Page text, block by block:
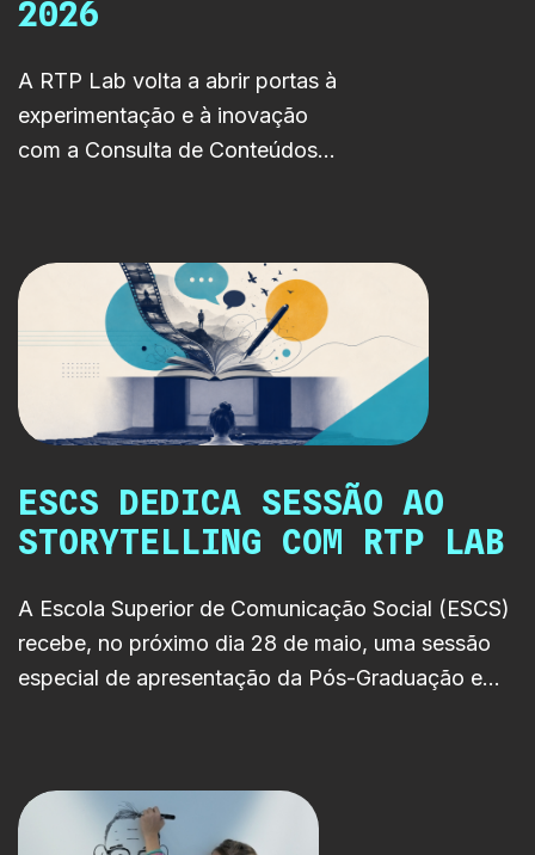
2026
A RTP Lab volta a abrir portas à
experimentação e à inovação
com a Consulta de Conteúdos
submeter projetos originais para
diferentes plataformas e
formatos.
ESCS DEDICA SESSÃO AO
STORYTELLING COM RTP LAB
A Escola Superior de Comunicação Social (ESCS)
recebe, no próximo dia 28 de maio, uma sessão
especial de apresentação da Pós-Graduação em
narrativas contemporâneas, criatividade e